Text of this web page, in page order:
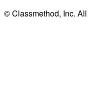
© Classmethod, Inc.